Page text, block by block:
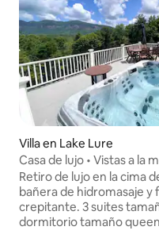
Villa en Lake Lure
Casa de lujo • Vistas a la
de billar • Cocina de chef
Retiro de lujo en la cima
bañera de hidromasaje y
crepitante. 3 suites
dormitorio tamaño